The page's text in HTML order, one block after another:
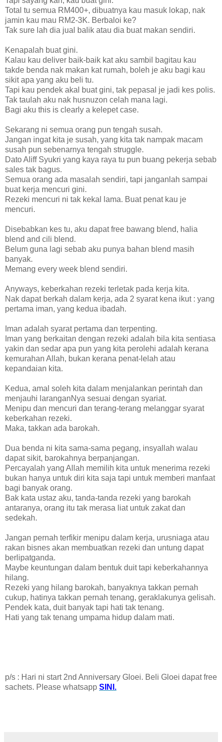
Total tu semua RM400+, dibuatnya kau masuk lokap, nak
jamin kau mau RM2-3K. Berbaloi ke?
Tak sure lah dia jual balik atau dia buat makan sendiri.
Kenapalah buat gini.
Kalau kau deliver baik-baik kat aku sambil bagitau kau
takde benda nak makan kat rumah, boleh je aku bagi kau
sikit apa yang aku beli tu.
Tapi kau pendek akal buat gini, tak pepasal je jadi kes polis.
Tak taulah aku nak husnuzon celah mana lagi.
Bagi aku this is clearly a kelepet case.
Sekarang ni semua orang pun tengah susah.
Jangan ingat kita je susah, yang kita tak nampak macam
susah pun sebenarnya tengah struggle.
Dato Aliff Syukri yang kaya raya tu pun buang pekerja sebab
sales tak bagus.
Semua orang ada masalah sendiri, tapi janganlah sampai
buat kerja mencuri gini.
Rezeki mencuri ni tak kekal lama. Buat penat kau je
mencuri.
Disebabkan kes tu, aku dapat free bawang blend, halia
blend and cili blend.
Belum guna lagi sebab aku punya bahan blend masih
banyak.
Memang every week blend sendiri.
Anyways, keberkahan rezeki terletak pada kerja kita.
Nak dapat berkah dalam kerja, ada 2 syarat kena ikut : yang
pertama iman, yang kedua ibadah.
Iman adalah syarat pertama dan terpenting.
Iman yang berkaitan dengan rezeki adalah bila kita sentiasa
yakin dan sedar apa pun yang kita perolehi adalah kerana
kemurahan Allah, bukan kerana penat-lelah atau
kepandaian kita.
Kedua, amal soleh kita dalam menjalankan perintah dan
menjauhi laranganNya sesuai dengan syariat.
Menipu dan mencuri dan terang-terang melanggar syarat
keberkahan rezeki.
Maka, takkan ada barokah.
Dua benda ni kita sama-sama pegang, insyallah walau
dapat sikit, barokahnya berpanjangan.
Percayalah yang Allah memilih kita untuk menerima rezeki
bukan hanya untuk diri kita saja tapi untuk memberi manfaat
bagi banyak orang.
Bak kata ustaz aku, tanda-tanda rezeki yang barokah
antaranya, orang itu tak merasa liat untuk zakat dan
sedekah.
Jangan pernah terfikir menipu dalam kerja, urusniaga atau
rakan bisnes akan membuatkan rezeki dan untung dapat
berlipatganda.
Maybe keuntungan dalam bentuk duit tapi keberkahannya
hilang.
Rezeki yang hilang barokah, banyaknya takkan pernah
cukup, hatinya takkan pernah tenang, geraklakunya gelisah.
Pendek kata, duit banyak tapi hati tak tenang.
Hati yang tak tenang umpama hidup dalam mati.
p/s : Hari ni start 2nd Anniversary Gloei. Beli Gloei dapat free
sachets. Please whatsapp SINI.